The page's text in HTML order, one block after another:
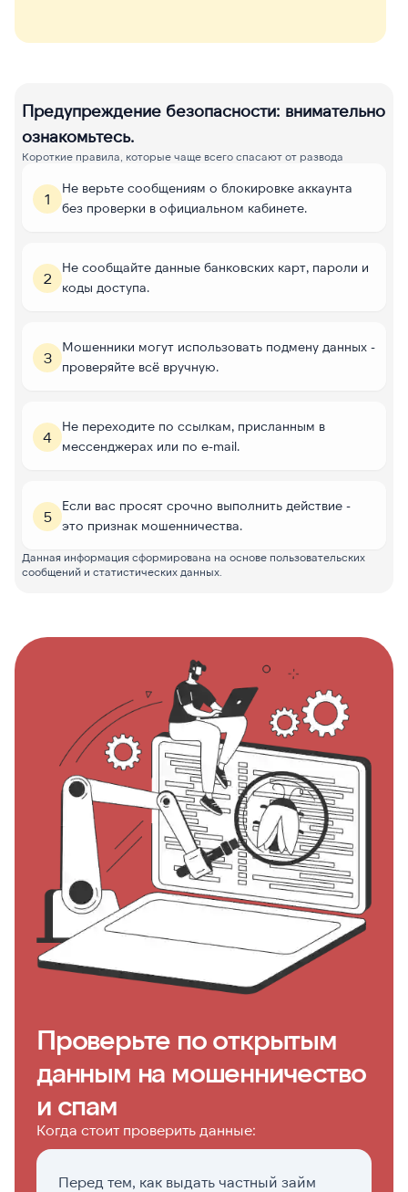
Предупреждение безопасности: внимательно
ознакомьтесь.
Короткие правила, которые чаще всего спасают от развода
1
Не верьте сообщениям о блокировке аккаунта
без проверки в официальном кабинете.
2
Не сообщайте данные банковских карт, пароли и
коды доступа.
3
Мошенники могут использовать подмену данных -
проверяйте всё вручную.
4
Не переходите по ссылкам, присланным в
мессенджерах или по e-mail.
5
Если вас просят срочно выполнить действие -
это признак мошенничества.
Данная информация сформирована на основе пользовательских
сообщений и статистических данных.
Проверьте по открытым
данным на мошенничество
и спам
Когда стоит проверить данные:
Перед тем, как выдать частный займ